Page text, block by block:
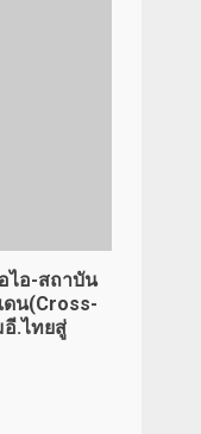
ไอ-สถาบัน
น(Cross-
.ไทยสู่